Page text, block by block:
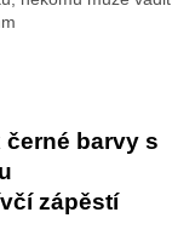
černé barvy s
zápěstí